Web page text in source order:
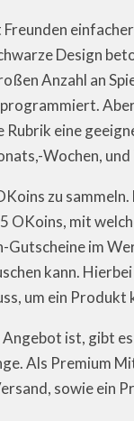
Design
Anzahl an
Rubrik eine
Wochen,
zu
mit
Gutscheine im
kann.
um ein Produkt
ist, gibt
Als Premium
sowie ein